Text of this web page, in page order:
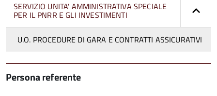
SERVIZIO UNITA' AMMINISTRATIVA SPECIALE
PER IL PNRR E GLI INVESTIMENTI
U.O. PROCEDURE DI GARA E CONTRATTI ASSICURATIVI
Persona referente